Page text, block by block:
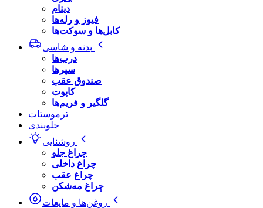
دینام
فیوز و رله‌ها
کابل‌ها و سوکت‌ها
درب‌ها
سپرها
صندوق عقب
کاپوت
گلگیر و فریم‌ها
ترموستات
جلوبندی
چراغ جلو
چراغ داخلی
چراغ عقب
چراغ مه‌شکن